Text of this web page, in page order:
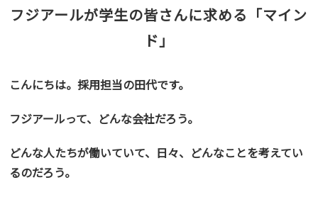
フジアールが学生の皆さんに求める「マイン
ド」
こんにちは。採用担当の田代です。
フジアールって、どんな会社だろう。
どんな人たちが働いていて、日々、どんなことを考えてい
るのだろう。